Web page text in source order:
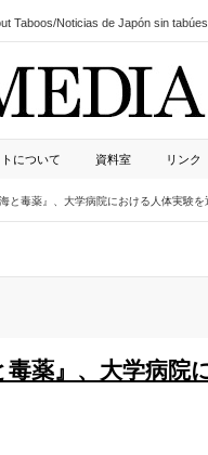
Taboos/Noticias de Japón sin tabúes
について 資料室 リンク
と毒薬』、大学病院における人体実験
毒薬』、大学病